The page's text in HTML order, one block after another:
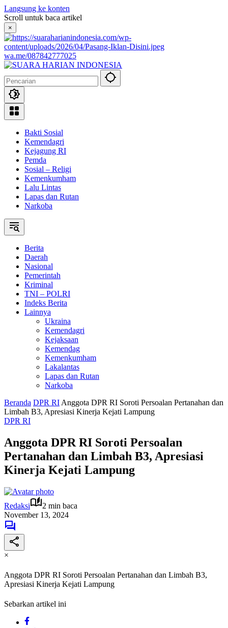
Langsung ke konten
Scroll untuk baca artikel
×
wa.me/087842777025
Bakti Sosial
Kemendagri
Kejagung RI
Pemda
Sosial – Religi
Kemenkumham
Lalu Lintas
Lapas dan Rutan
Narkoba
Berita
Daerah
Nasional
Pemerintah
Kriminal
TNI – POLRI
Indeks Berita
Lainnya
Ukraina
Kemendagri
Kejaksaan
Kemendag
Kemenkumham
Lakalantas
Lapas dan Rutan
Narkoba
Beranda DPR RI Anggota DPR RI Soroti Persoalan Pertanahan dan
Limbah B3, Apresiasi Kinerja Kejati Lampung
DPR RI
Anggota DPR RI Soroti Persoalan
Pertanahan dan Limbah B3, Apresiasi
Kinerja Kejati Lampung
Redaksi
2 min baca
November 13, 2024
×
Anggota DPR RI Soroti Persoalan Pertanahan dan Limbah B3,
Apresiasi Kinerja Kejati Lampung
Sebarkan artikel ini